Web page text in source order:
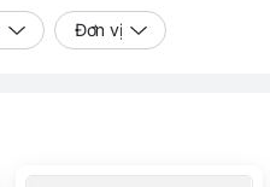
Đơn vị